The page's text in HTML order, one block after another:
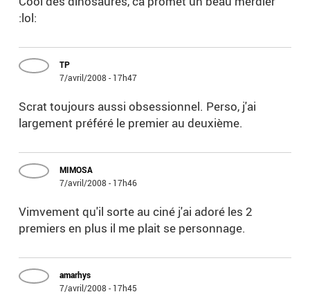
:lol:
TP
7/avril/2008 - 17h47
Scrat toujours aussi obsessionnel. Perso, j'ai
largement préféré le premier au deuxième.
MIMOSA
7/avril/2008 - 17h46
Vimvement qu'il sorte au ciné j'ai adoré les 2
premiers en plus il me plait se personnage.
amarhys
7/avril/2008 - 17h45